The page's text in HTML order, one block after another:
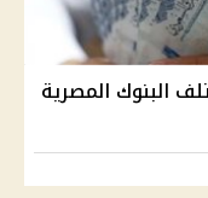
البنوك المصرية